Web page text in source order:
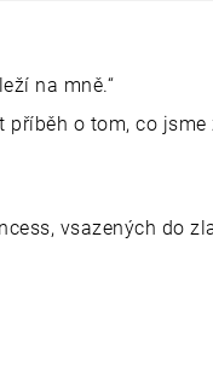
na mně.“
příběh o tom, co
vsazených do